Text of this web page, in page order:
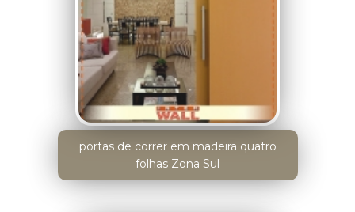
portas de correr em madeira quatro
folhas Zona Sul